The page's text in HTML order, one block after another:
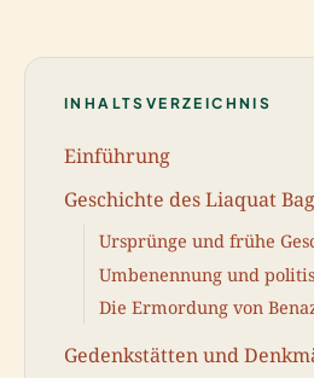
INHALTSVERZEICHNIS
Einführung
Geschichte des Liaquat
Ursprünge und frühe
Umbenennung und
Die Ermordung von
Gedenkstätten und